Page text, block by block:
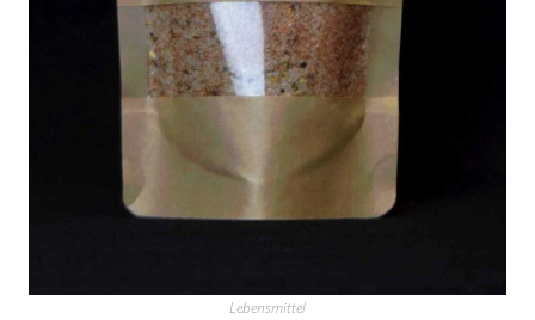
Lebensmittel